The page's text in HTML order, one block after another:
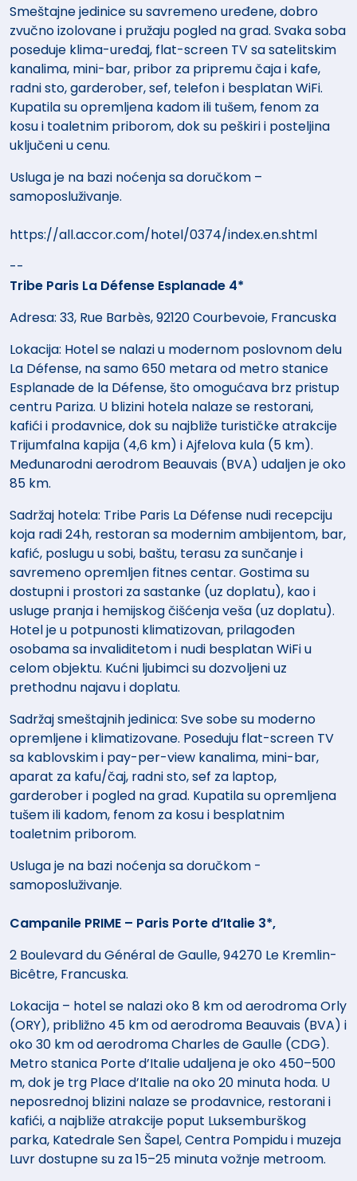
Smeštajne jedinice su savremeno uređene, dobro
zvučno izolovane i pružaju pogled na grad. Svaka soba
poseduje klima-uređaj, flat-screen TV sa satelitskim
kanalima, mini-bar, pribor za pripremu čaja i kafe,
radni sto, garderober, sef, telefon i besplatan WiFi.
Kupatila su opremljena kadom ili tušem, fenom za
kosu i toaletnim priborom, dok su peškiri i posteljina
uključeni u cenu.
Usluga je na bazi noćenja sa doručkom –
samoposluživanje.
https://all.accor.com/hotel/0374/index.en.shtml
--
Tribe Paris La Défense Esplanade 4*
Adresa: 33, Rue Barbès, 92120 Courbevoie, Francuska
Lokacija: Hotel se nalazi u modernom poslovnom delu
La Défense, na samo 650 metara od metro stanice
Esplanade de la Défense, što omogućava brz pristup
centru Pariza. U blizini hotela nalaze se restorani,
kafići i prodavnice, dok su najbliže turističke atrakcije
Trijumfalna kapija (4,6 km) i Ajfelova kula (5 km).
Međunarodni aerodrom Beauvais (BVA) udaljen je oko
85 km.
Sadržaj hotela: Tribe Paris La Défense nudi recepciju
koja radi 24h, restoran sa modernim ambijentom, bar,
kafić, poslugu u sobi, baštu, terasu za sunčanje i
savremeno opremljen fitnes centar. Gostima su
dostupni i prostori za sastanke (uz doplatu), kao i
usluge pranja i hemijskog čišćenja veša (uz doplatu).
Hotel je u potpunosti klimatizovan, prilagođen
osobama sa invaliditetom i nudi besplatan WiFi u
celom objektu. Kućni ljubimci su dozvoljeni uz
prethodnu najavu i doplatu.
Sadržaj smeštajnih jedinica: Sve sobe su moderno
opremljene i klimatizovane. Poseduju flat-screen TV
sa kablovskim i pay-per-view kanalima, mini-bar,
aparat za kafu/čaj, radni sto, sef za laptop,
garderober i pogled na grad. Kupatila su opremljena
tušem ili kadom, fenom za kosu i besplatnim
toaletnim priborom.
Usluga je na bazi noćenja sa doručkom -
samoposluživanje.
Campanile PRIME – Paris Porte d’Italie 3*,
2 Boulevard du Général de Gaulle, 94270 Le Kremlin-
Bicêtre, Francuska.
Lokacija – hotel se nalazi oko 8 km od aerodroma Orly
(ORY), približno 45 km od aerodroma Beauvais (BVA) i
oko 30 km od aerodroma Charles de Gaulle (CDG).
Metro stanica Porte d’Italie udaljena je oko 450–500
m, dok je trg Place d’Italie na oko 20 minuta hoda. U
neposrednoj blizini nalaze se prodavnice, restorani i
kafići, a najbliže atrakcije poput Luksemburškog
parka, Katedrale Sen Šapel, Centra Pompidu i muzeja
Luvr dostupne su za 15–25 minuta vožnje metroom.